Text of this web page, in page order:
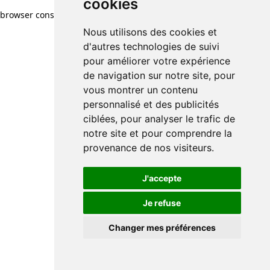
cookies
Nous utilisons des cookies et
d'autres technologies de suivi
pour améliorer votre expérience
de navigation sur notre site, pour
vous montrer un contenu
personnalisé et des publicités
ciblées, pour analyser le trafic de
notre site et pour comprendre la
provenance de nos visiteurs.
J'accepte
Je refuse
Changer mes préférences
browser console for more information)